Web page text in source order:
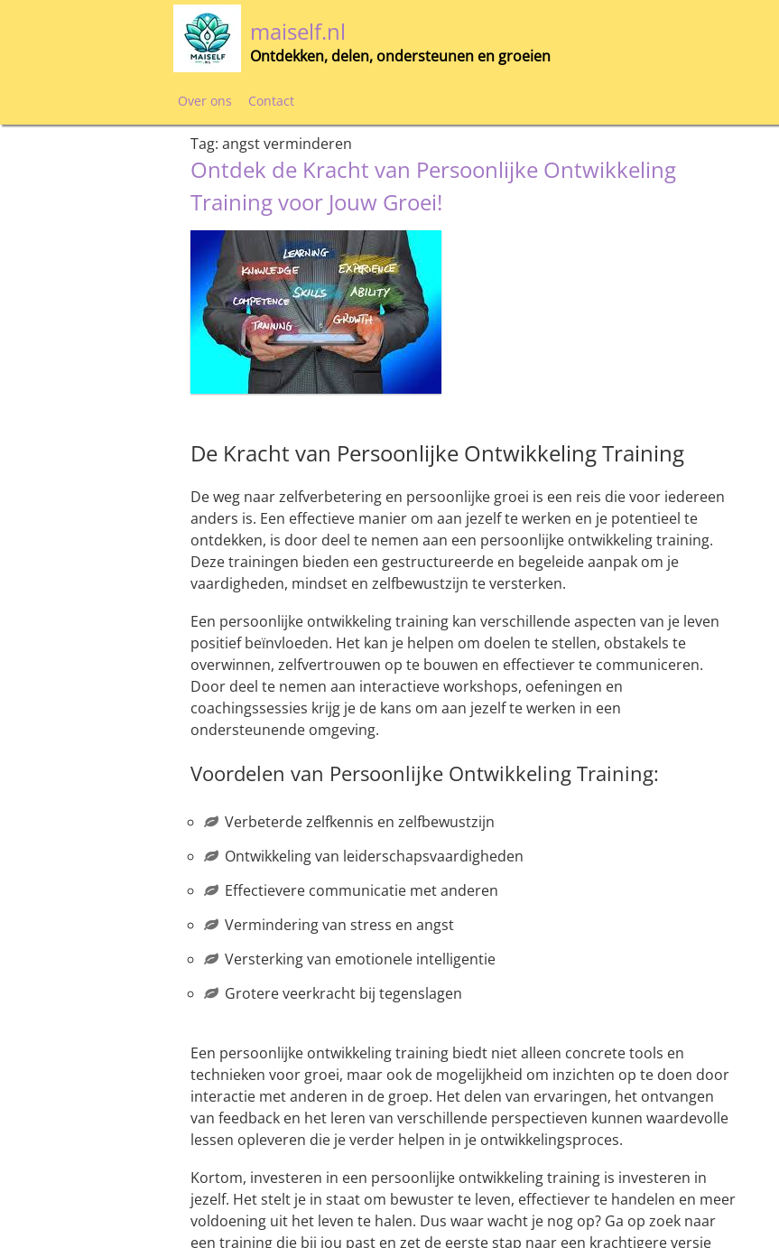
maiself.nl
Ontdekken, delen, ondersteunen en groeien
Over ons Contact
Tag:angst verminderen
Ontdek de Kracht van Persoonlijke Ontwikkeling
Training voor Jouw Groei!
De Kracht van Persoonlijke Ontwikkeling Training
De weg naar zelfverbetering en persoonlijke groei is een reis die voor iedereen
anders is. Een effectieve manier om aan jezelf te werken en je potentieel te
ontdekken, is door deel te nemen aan een persoonlijke ontwikkeling training.
Deze trainingen bieden een gestructureerde en begeleide aanpak om je
vaardigheden, mindset en zelfbewustzijn te versterken.
Een persoonlijke ontwikkeling training kan verschillende aspecten van je leven
positief beïnvloeden. Het kan je helpen om doelen te stellen, obstakels te
overwinnen, zelfvertrouwen op te bouwen en effectiever te communiceren.
Door deel te nemen aan interactieve workshops, oefeningen en
coachingssessies krijg je de kans om aan jezelf te werken in een
ondersteunende omgeving.
Voordelen van Persoonlijke Ontwikkeling Training:
Verbeterde zelfkennis en zelfbewustzijn
Ontwikkeling van leiderschapsvaardigheden
Effectievere communicatie met anderen
Vermindering van stress en angst
Versterking van emotionele intelligentie
Grotere veerkracht bij tegenslagen
Een persoonlijke ontwikkeling training biedt niet alleen concrete tools en
technieken voor groei, maar ook de mogelijkheid om inzichten op te doen door
interactie met anderen in de groep. Het delen van ervaringen, het ontvangen
van feedback en het leren van verschillende perspectieven kunnen waardevolle
lessen opleveren die je verder helpen in je ontwikkelingsproces.
Kortom, investeren in een persoonlijke ontwikkeling training is investeren in
jezelf. Het stelt je in staat om bewuster te leven, effectiever te handelen en meer
voldoening uit het leven te halen. Dus waar wacht je nog op? Ga op zoek naar
een training die bij jou past en zet de eerste stap naar een krachtigere versie